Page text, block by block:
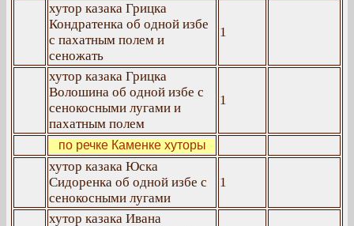
хутор казака Грицка
Кондратенка об одной избе
с пахатным полем и
сеножать
1
хутор казака Грицка
Волошина об одной избе с
сенокосными лугами и
пахатным полем
1
по речке Каменке хуторы
хутор казака Юска
Сидоренка об одной избе с
сенокосными лугами
1
хутор казака Ивана